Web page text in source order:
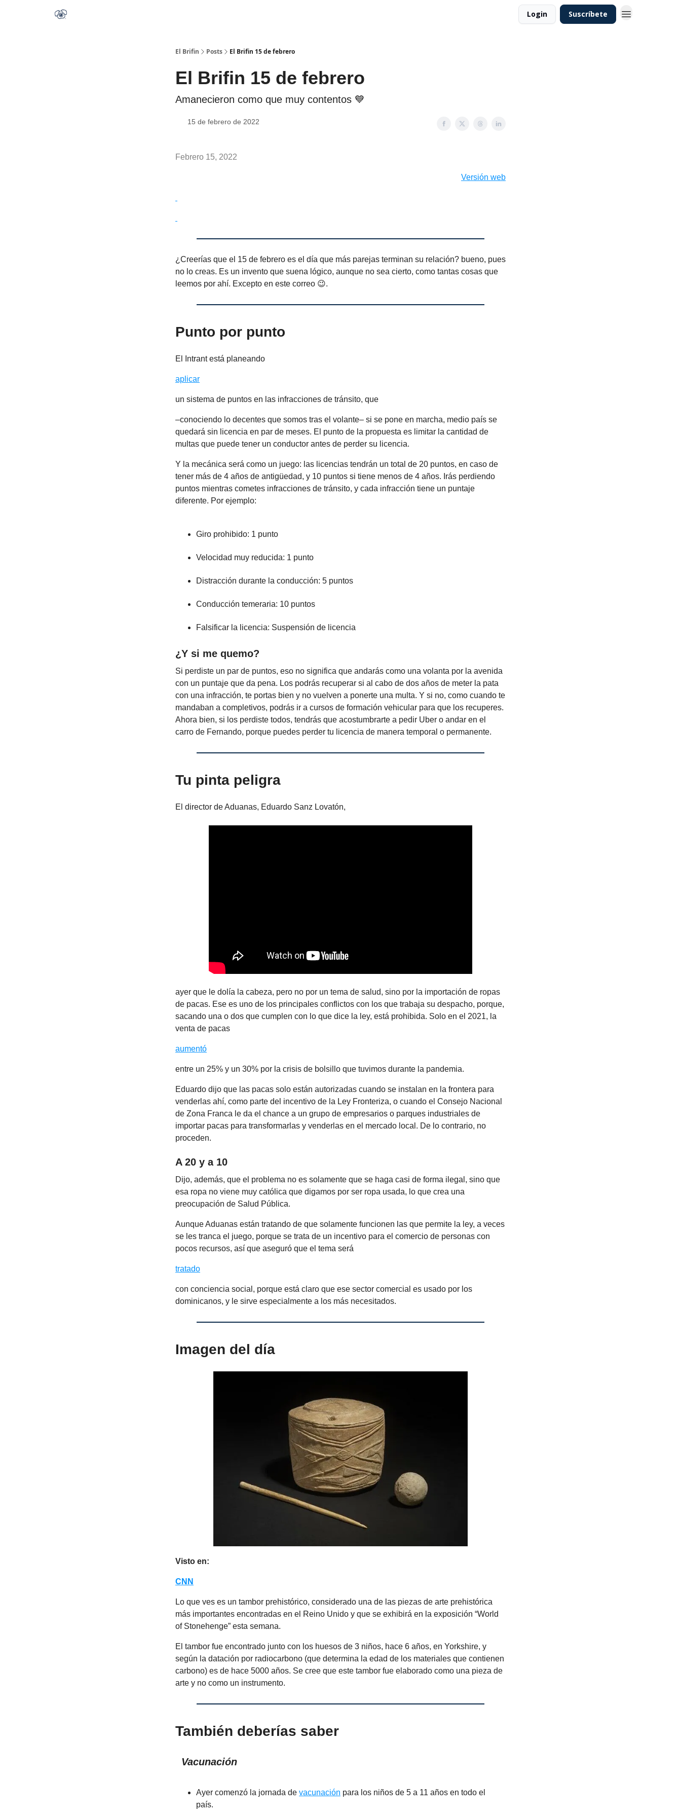
Login Suscríbete
El Brifin Posts El Brifin 15 de febrero
El Brifin 15 de febrero
Amanecieron como que muy contentos 💙
15 de febrero de 2022
Febrero 15, 2022
Versión web
¿Creerías que el 15 de febrero es el día que más parejas terminan su relación? bueno, pues
no lo creas. Es un invento que suena lógico, aunque no sea cierto, como tantas cosas que
leemos por ahí. Excepto en este correo 😉.
Punto por punto
El Intrant está planeando
aplicar
un sistema de puntos en las infracciones de tránsito, que
–conociendo lo decentes que somos tras el volante– si se pone en marcha, medio país se
quedará sin licencia en par de meses. El punto de la propuesta es limitar la cantidad de
multas que puede tener un conductor antes de perder su licencia.
Y la mecánica será como un juego: las licencias tendrán un total de 20 puntos, en caso de
tener más de 4 años de antigüedad, y 10 puntos si tiene menos de 4 años. Irás perdiendo
puntos mientras cometes infracciones de tránsito, y cada infracción tiene un puntaje
diferente. Por ejemplo:
Giro prohibido: 1 punto
Velocidad muy reducida: 1 punto
Distracción durante la conducción: 5 puntos
Conducción temeraria: 10 puntos
Falsificar la licencia: Suspensión de licencia
¿Y si me quemo?
Si perdiste un par de puntos, eso no significa que andarás como una volanta por la avenida
con un puntaje que da pena. Los podrás recuperar si al cabo de dos años de meter la pata
con una infracción, te portas bien y no vuelven a ponerte una multa. Y si no, como cuando te
mandaban a completivos, podrás ir a cursos de formación vehicular para que los recuperes.
Ahora bien, si los perdiste todos, tendrás que acostumbrarte a pedir Uber o andar en el
carro de Fernando, porque puedes perder tu licencia de manera temporal o permanente.
Tu pinta peligra
El director de Aduanas, Eduardo Sanz Lovatón,
ayer que le dolía la cabeza, pero no por un tema de salud, sino por la importación de ropas
de pacas. Ese es uno de los principales conflictos con los que trabaja su despacho, porque,
sacando una o dos que cumplen con lo que dice la ley, está prohibida. Solo en el 2021, la
venta de pacas
aumentó
entre un 25% y un 30% por la crisis de bolsillo que tuvimos durante la pandemia.
Eduardo dijo que las pacas solo están autorizadas cuando se instalan en la frontera para
venderlas ahí, como parte del incentivo de la Ley Fronteriza, o cuando el Consejo Nacional
de Zona Franca le da el chance a un grupo de empresarios o parques industriales de
importar pacas para transformarlas y venderlas en el mercado local. De lo contrario, no
proceden.
A 20 y a 10
Dijo, además, que el problema no es solamente que se haga casi de forma ilegal, sino que
esa ropa no viene muy católica que digamos por ser ropa usada, lo que crea una
preocupación de Salud Pública.
Aunque Aduanas están tratando de que solamente funcionen las que permite la ley, a veces
se les tranca el juego, porque se trata de un incentivo para el comercio de personas con
pocos recursos, así que aseguró que el tema será
tratado
con conciencia social, porque está claro que ese sector comercial es usado por los
dominicanos, y le sirve especialmente a los más necesitados.
Imagen del día
Visto en:
CNN
Lo que ves es un tambor prehistórico, considerado una de las piezas de arte prehistórica
más importantes encontradas en el Reino Unido y que se exhibirá en la exposición “World
of Stonehenge” esta semana.
El tambor fue encontrado junto con los huesos de 3 niños, hace 6 años, en Yorkshire, y
según la datación por radiocarbono (que determina la edad de los materiales que contienen
carbono) es de hace 5000 años. Se cree que este tambor fue elaborado como una pieza de
arte y no como un instrumento.
También deberías saber
Vacunación
Ayer comenzó la jornada de vacunación para los niños de 5 a 11 años en todo el
país.